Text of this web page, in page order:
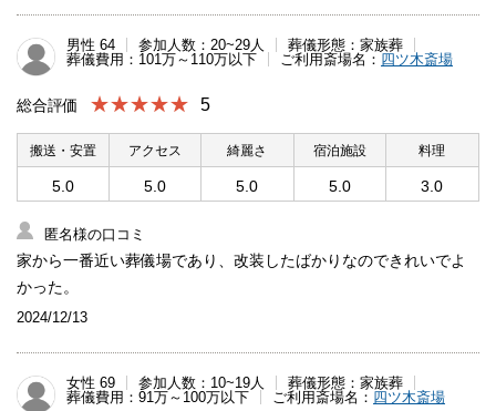
男性 64 参加人数：20~29人
葬儀形態：家族葬
葬儀費用：101万～110万以下
ご利用斎場名： 四ツ木斎場
総合評価 ★★★★★ 5
搬送・安置
5.0
アクセス
5.0
綺麗さ
5.0
宿泊施設
5.0
料理
3.0
匿名様の口コミ
家から一番近い葬儀場であり、改装したばかりなのできれいでよ
かった。
2024/12/13
女性 69 参加人数：10~19人
葬儀形態：家族葬
葬儀費用：91万～100万以下
ご利用斎場名： 四ツ木斎場